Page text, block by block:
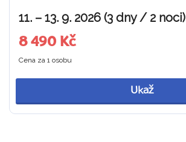
11. – 13. 9. 2026 (3 dny / 2 noci)
8 490 Kč
Cena za 1 osobu
Ukaž